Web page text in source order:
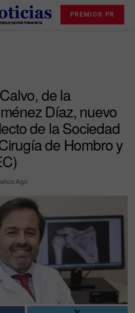
PREMIOS PR
de la
Díaz, nuevo
de la Sociedad
de Hombro y
Ago